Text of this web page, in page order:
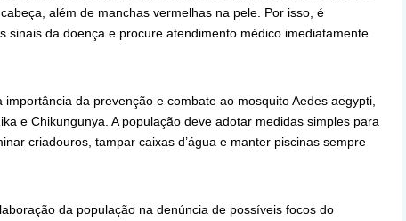
além de manchas vermelhas na pele. Por isso, é
sinais da doença e procure atendimento médico imediatamente
da prevenção e combate ao mosquito Aedes aegypti,
e Chikungunya. A população deve adotar medidas simples para
criadouros, tampar caixas d’água e manter piscinas sempre
da população na denúncia de possíveis focos do